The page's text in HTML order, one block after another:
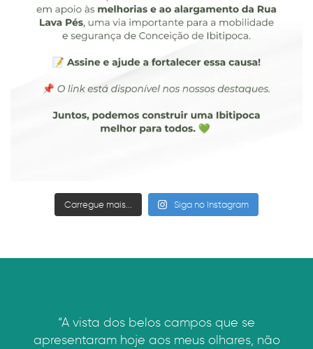
Carregue mais... Siga no Instagram
“A vista dos belos campos que se
apresentaram hoje aos meus olhares, não